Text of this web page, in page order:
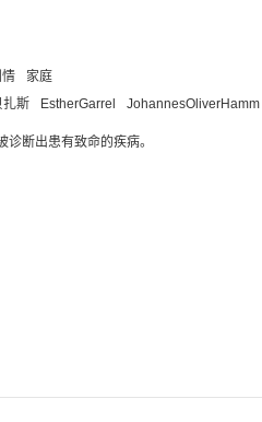
家庭
扎斯 EstherGarrel JohannesOliverHamm
断出患有致命的疾病。